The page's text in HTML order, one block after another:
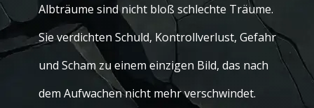
Albträume sind nicht bloß schlechte Träume.
Sie verdichten Schuld, Kontrollverlust, Gefahr
und Scham zu einem einzigen Bild, das nach
dem Aufwachen nicht mehr verschwindet.